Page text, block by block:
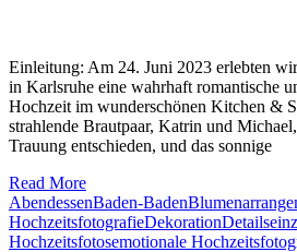
Einleitung: Am 24. Juni 2023 erlebten
in Karlsruhe eine wahrhaft romantische
Hochzeit im wunderschönen Kitchen &
strahlende Brautpaar, Katrin und
Trauung entschieden, und das sonnige
Read More
AbendessenBaden-Baden
HochzeitsfotografieDekorationDetails
Hochzeitsfotosemotionale